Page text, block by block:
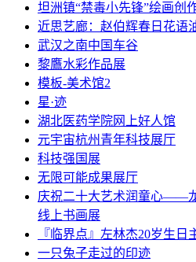
坦洲镇“禁毒小先锋”绘画创
近思艺廊：赵伯辉春日花语
武汉之南中国车谷
黎鷹水彩作品展
模板-美术馆2
星·迹
湖北医药学院网上好人馆
元宇宙杭州青年科技展厅
科技强国展
无限可能成果展厅
庆祝二十大艺术润童心——
线上书画展
『临界点』左林杰20岁生日
一只兔子走过的印迹